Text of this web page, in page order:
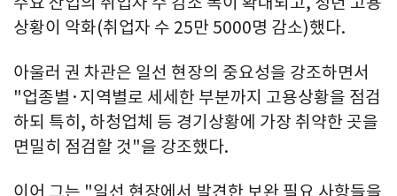
상황이 악화(취업자 수 25만 5000명 감소)했다.
아울러 권 차관은 일선 현장의 중요성을 강조하면서
"업종별·지역별로 세세한 부분까지 고용상황을 점검
하되 특히, 하청업체 등 경기상황에 가장 취약한 곳을
면밀히 점검할 것"을 강조했다.